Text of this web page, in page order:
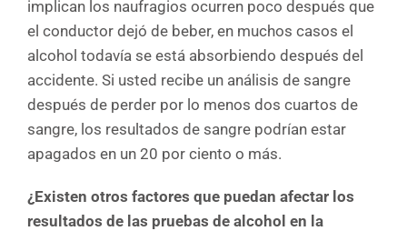
implican los naufragios ocurren poco después que
el conductor dejó de beber, en muchos casos el
alcohol todavía se está absorbiendo después del
accidente. Si usted recibe un análisis de sangre
después de perder por lo menos dos cuartos de
sangre, los resultados de sangre podrían estar
apagados en un 20 por ciento o más.
¿Existen otros factores que puedan afectar los
resultados de las pruebas de alcohol en la